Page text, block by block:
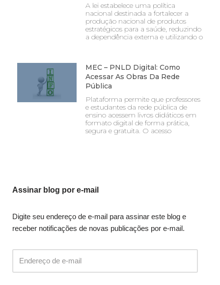
A lei estabelece uma política
nacional destinada a fortalecer a
produção nacional de produtos
estratégicos para a saúde, reduzindo
a dependência externa e utilizando o
MEC – PNLD Digital: Como
Acessar As Obras Da Rede
Pública
Plataforma permite que professores
e estudantes da rede pública de
ensino acessem livros didáticos em
formato digital de forma prática,
segura e gratuita. O acesso
Assinar blog por e-mail
Digite seu endereço de e-mail para assinar este blog e
receber notificações de novas publicações por e-mail.